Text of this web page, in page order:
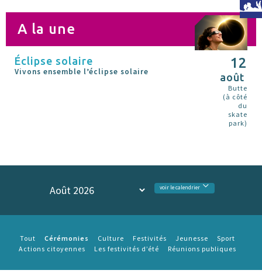
A la une
Éclipse solaire
Vivons ensemble l’éclipse solaire
12
août
Butte
(à côté
du
skate
park)
voir le calendrier
Tout Cérémonies Culture Festivités Jeunesse
Sport
Actions citoyennes
Les festivités d’été Réunions publiques